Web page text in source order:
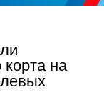
корта на